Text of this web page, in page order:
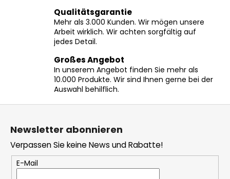
m
e
n
e
d
e
r
L
s
t
e
Qualitätsgarantie
Mehr als 3.000 Kunden. Wir mögen unsere
Arbeit wirklich. Wir achten sorgfältig auf
jedes Detail.
Großes Angebot
In unserem Angebot finden Sie mehr als
10.000 Produkte. Wir sind Ihnen gerne bei der
Auswahl behilflich.
Newsletter abonnieren
Verpassen Sie keine News und Rabatte!
E-Mail